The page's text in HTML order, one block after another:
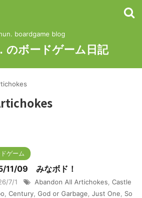
boardgame blog
のボードゲーム日記
ゲーム
11/09 みなボド！
7/1 Abandon All Artichokes Castle
Century God or Garbage Just One
So